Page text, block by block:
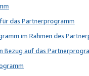
das Partnerprogramm
im Rahmen des
Bezug auf das